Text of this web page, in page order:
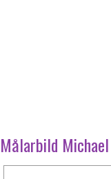
Målarbild